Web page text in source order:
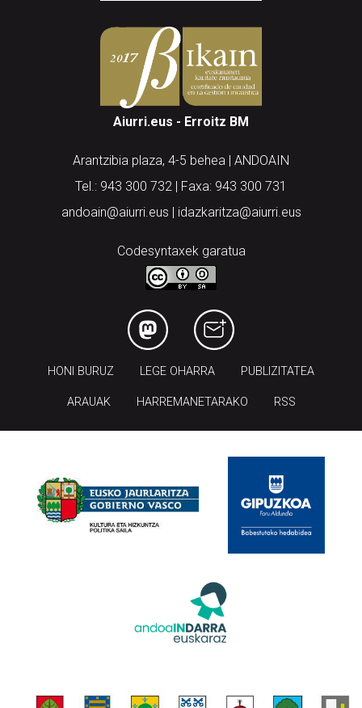
Aiurri.eus - Erroitz BM
Arantzibia plaza, 4-5 behea | ANDOAIN
Tel.: 943 300 732 | Faxa: 943 300 731
andoain@aiurri.eus | idazkaritza@aiurri.eus
Codesyntaxek garatua
HONI BURUZ LEGE OHARRA PUBLIZITATEA
ARAUAK HARREMANETARAKO RSS